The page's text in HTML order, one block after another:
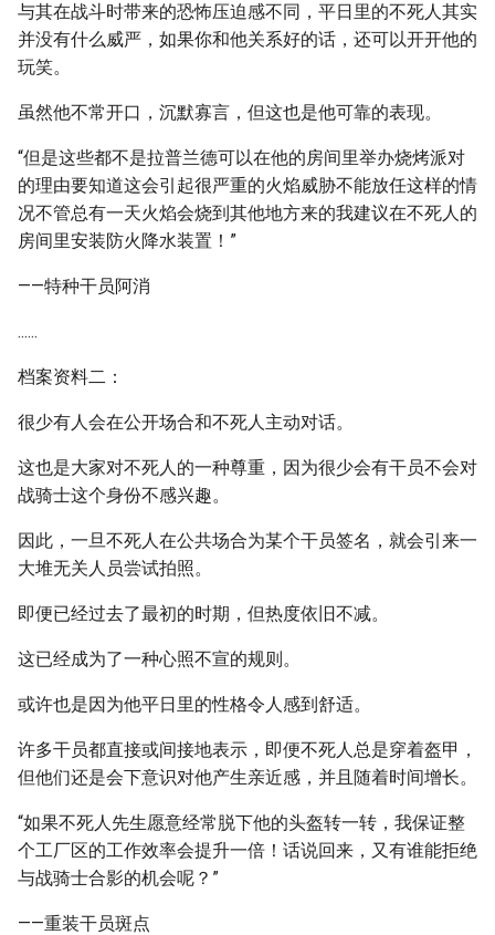
与其在战斗时带来的恐怖压迫感不同，平日里的不死人其实
并没有什么威严，如果你和他关系好的话，还可以开开他的
玩笑。
虽然他不常开口，沉默寡言，但这也是他可靠的表现。
“但是这些都不是拉普兰德可以在他的房间里举办烧烤派对
的理由要知道这会引起很严重的火焰威胁不能放任这样的情
况不管总有一天火焰会烧到其他地方来的我建议在不死人的
房间里安装防火降水装置！”
——特种干员阿消
......
档案资料二：
很少有人会在公开场合和不死人主动对话。
这也是大家对不死人的一种尊重，因为很少会有干员不会对
战骑士这个身份不感兴趣。
因此，一旦不死人在公共场合为某个干员签名，就会引来一
大堆无关人员尝试拍照。
即便已经过去了最初的时期，但热度依旧不减。
这已经成为了一种心照不宣的规则。
或许也是因为他平日里的性格令人感到舒适。
许多干员都直接或间接地表示，即便不死人总是穿着盔甲，
但他们还是会下意识对他产生亲近感，并且随着时间增长。
“如果不死人先生愿意经常脱下他的头盔转一转，我保证整
个工厂区的工作效率会提升一倍！话说回来，又有谁能拒绝
与战骑士合影的机会呢？”
——重装干员斑点